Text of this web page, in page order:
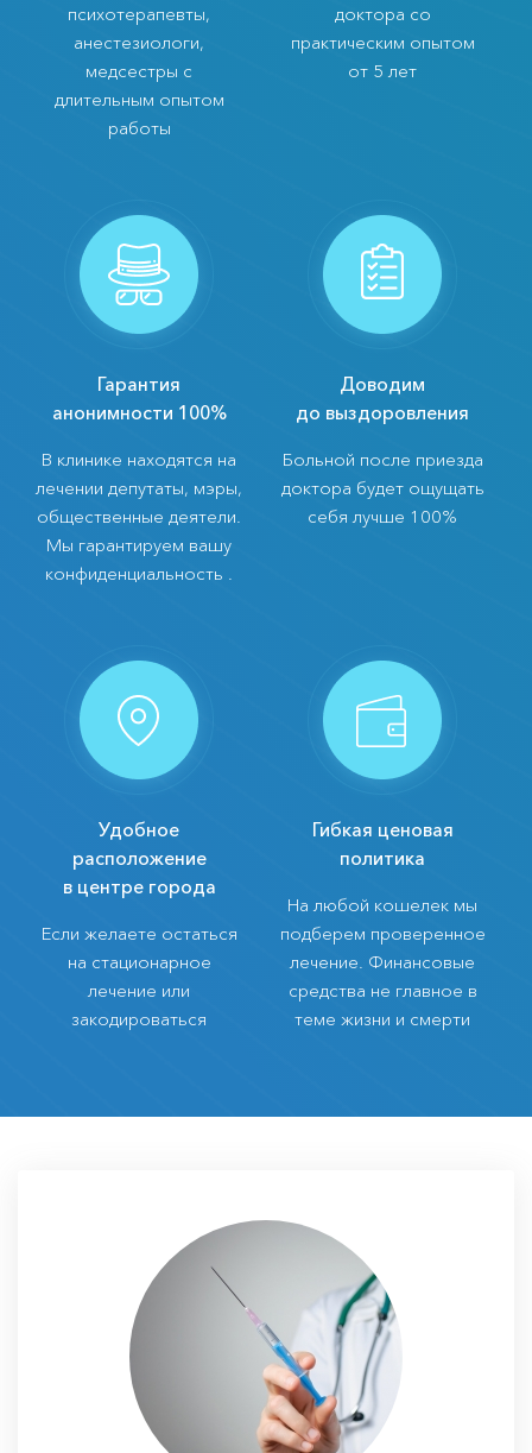
психотерапевты,
анестезиологи,
медсестры с
длительным опытом
работы
доктора со
практическим опытом
от 5 лет
Гарантия
анонимности 100%
В клинике находятся на
лечении депутаты, мэры,
общественные деятели.
Мы гарантируем вашу
конфиденциальность .
Доводим
до выздоровления
Больной после приезда
доктора будет ощущать
себя лучше 100%
Удобное
расположение
в центре города
Если желаете остаться
на стационарное
лечение или
закодироваться
Гибкая ценовая
политика
На любой кошелек мы
подберем проверенное
лечение. Финансовые
средства не главное в
теме жизни и смерти